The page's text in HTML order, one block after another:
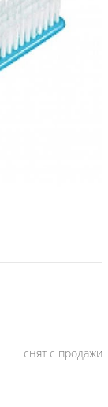
снят с продажи